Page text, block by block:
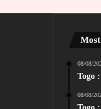
08/08/
Togo
08/08/